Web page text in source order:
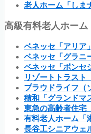
老人ホーム「しま
高級有料老人ホーム
ベネッセ「アリア」
ベネッセ「グラニ
ベネッセ「ボンセ
リゾートトラスト
プラウドライフ（
積和「グランドマ
東急の高齢者住宅
有料老人ホーム「
長谷工シニアウェ